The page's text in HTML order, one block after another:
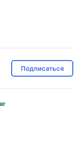
Подписаться